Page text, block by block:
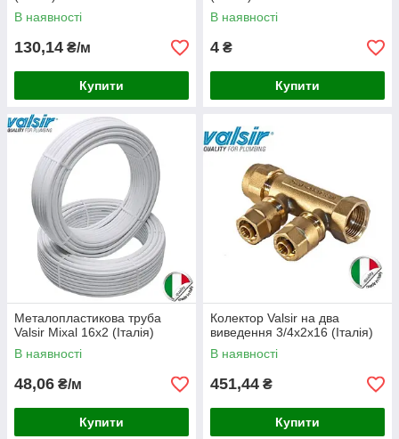
В наявності
130,14 ₴/м
Купити
В наявності
4 ₴
Купити
Металопластикова труба
Valsir Mixal 16х2 (Італія)
В наявності
48,06 ₴/м
Купити
Колектор Valsir на два
виведення 3/4х2х16 (Італія)
В наявності
451,44 ₴
Купити